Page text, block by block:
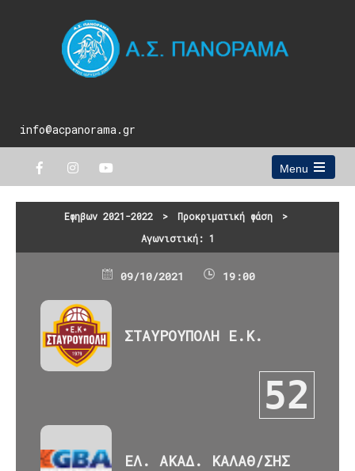
info@acpanorama.gr
Menu
Open
main
Εφηβων 2021-2022 > Προκριματική φάση
>
Αγωνιστική: 1
09/10/2021 19:00
ΣΤΑΥΡΟΥΠΟΛΗ Ε.Κ.
52
ΕΛ. ΑΚΑΔ. ΚΑΛΑΘ/ΣΗΣ